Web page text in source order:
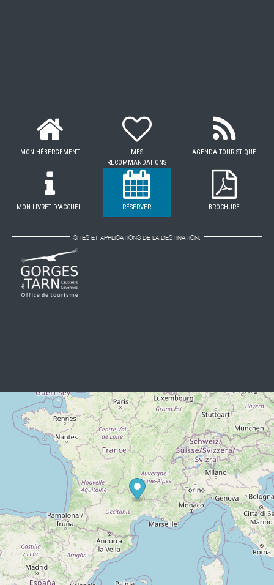
MON HÉBERGEMENT
MES
RECOMMANDATIONS
AGENDA TOURISTIQUE
MON LIVRET D'ACCUEIL RÉSERVER BROCHURE
SITES ET APPLICATIONS DE LA DESTINATION: